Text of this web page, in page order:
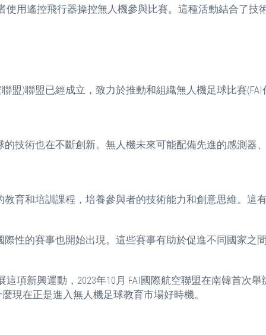
使用遙控飛行器操控無人機參與比賽。這種活動結合了
盟)聯盟已經成立，致力於推動和組織無人機足球比賽
技術也在不斷創新。無人機未來可能配備先進的感測器
育和培訓課程，培養參與者的技術能力和創意思維。這
性的賽事也開始出現。這些賽事有助於促進不同國家之
項新興運動，2023年10月 FAI國際航空聯盟在南韓首次
現在正是進入無人機足球教育市場好時機。